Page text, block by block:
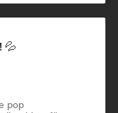
💦
pop